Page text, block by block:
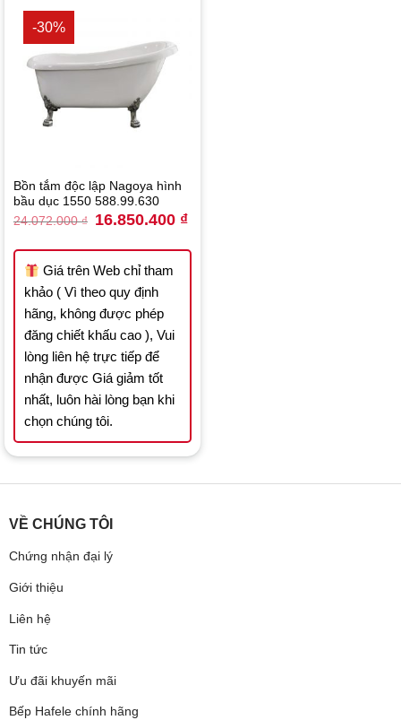
-30%
Bồn tắm độc lập Nagoya hình
bầu dục 1550 588.99.630
24.072.000₫ Original
price
24.072.000 ₫.
16.850.400 ₫Current
16.850.400 ₫.
Giá trên Web chỉ tham
khảo ( Vì theo quy định
hãng, không được phép
đăng chiết khấu cao ), Vui
lòng liên hệ trực tiếp để
nhận được Giá giảm tốt
nhất, luôn hài lòng bạn khi
chọn chúng tôi.
VỀ CHÚNG TÔI
Chứng nhận đại lý
Giới thiệu
Liên hệ
Tin tức
Ưu đãi khuyến mãi
Bếp Hafele chính hãng